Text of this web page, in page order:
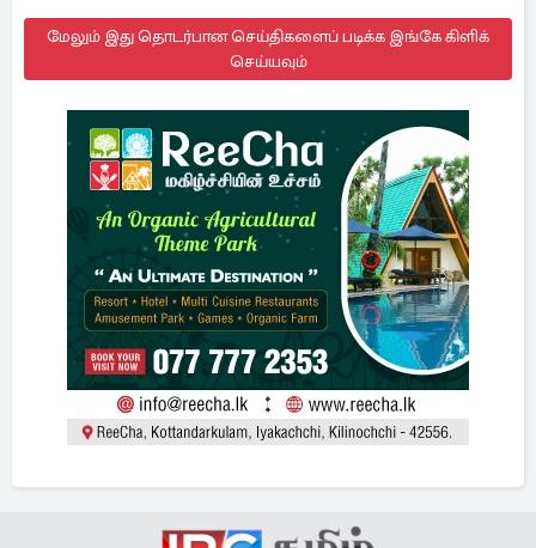
மேலும் இது தொடர்பான செய்திகளைப் படிக்க இங்கே கிளிக்
செய்யவும்